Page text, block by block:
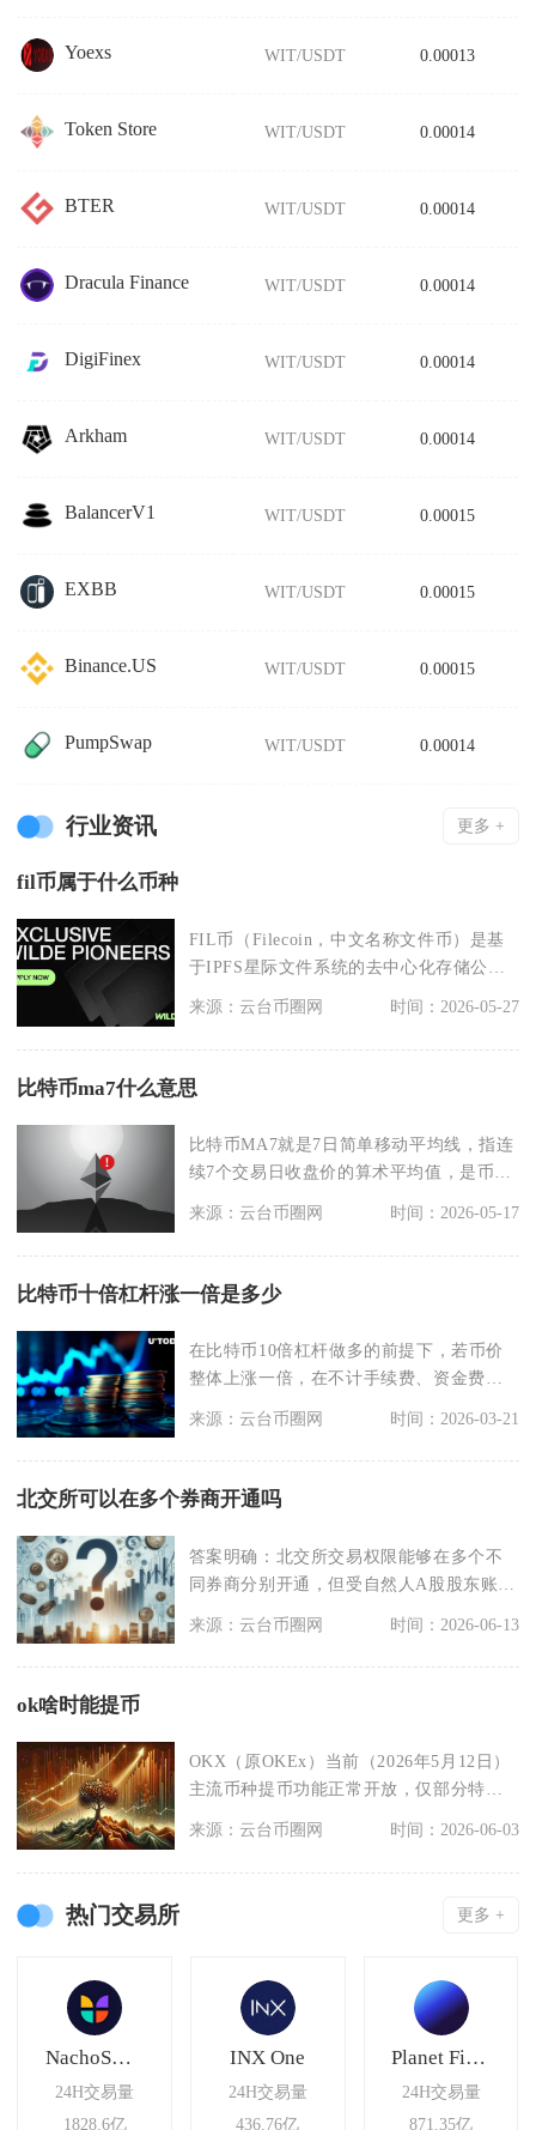
Yoexs WIT/USDT 0.00013
Token Store WIT/USDT 0.00014
BTER WIT/USDT 0.00014
Dracula Finance WIT/USDT 0.00014
DigiFinex WIT/USDT 0.00014
Arkham WIT/USDT 0.00014
BalancerV1 WIT/USDT 0.00015
EXBB WIT/USDT 0.00015
Binance.US WIT/USDT 0.00015
PumpSwap WIT/USDT 0.00014
行业资讯 更多 +
fil币属于什么币种
FIL币（Filecoin，中文名称文件币）是基
于IPFS星际文件系统的去中心化存储公链
原
来源：云台币圈网 时间：2026-05-27
比特币ma7什么意思
比特币MA7就是7日简单移动平均线，指连
续7个交易日收盘价的算术平均值，是币圈
短线交易最常
来源：云台币圈网 时间：2026-05-17
比特币十倍杠杆涨一倍是多少
在比特币10倍杠杆做多的前提下，若币价
整体上涨一倍，在不计手续费、资金费
来源：云台币圈网 时间：2026-03-21
北交所可以在多个券商开通吗
答案明确：北交所交易权限能够在多个不
同券商分别开通，但受自然人A股股东账户
来源：云台币圈网 时间：2026-06-13
ok啥时能提币
OKX（原OKEx）当前（2026年5月12日）
主流币种提币功能正常开放，仅部分特定
网络因
来源：云台币圈网 时间：2026-06-03
热门交易所 更多 +
NachoSwap
24H交易量
1828.6亿
INX One
24H交易量
436.76亿
Planet Finance
24H交易量
871.35亿